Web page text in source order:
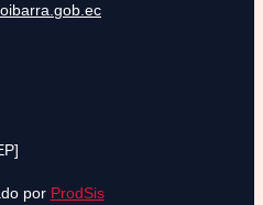
por ProdSis